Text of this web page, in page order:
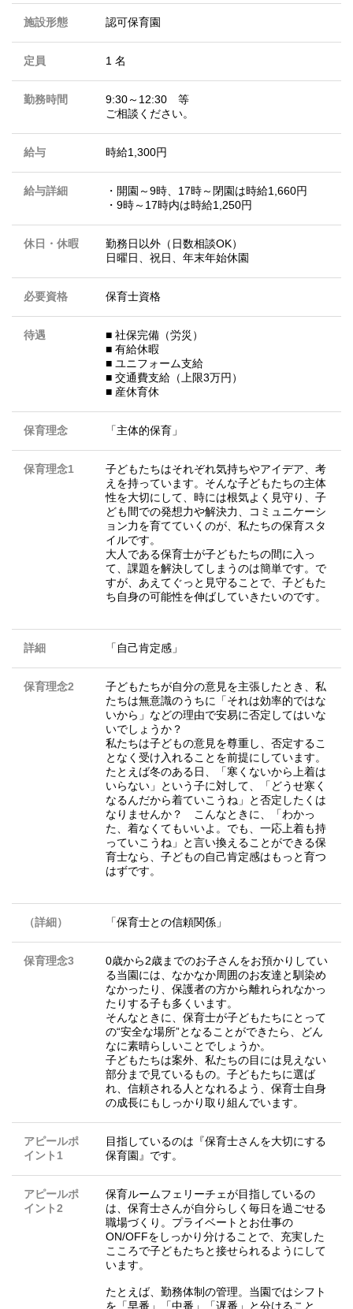
施設形態 認可保育園
定員 1 名
勤務時間
9:30～12:30 等
ご相談ください。
給与 時給1,300円
給与詳細
・開園～9時、17時～閉園は時給1,660円
・9時～17時内は時給1,250円
休日・休暇
勤務日以外（日数相談OK）
日曜日、祝日、年末年始休園
必要資格 保育士資格
待遇
■ 社保完備（労災）
■ 有給休暇
■ ユニフォーム支給
■ 交通費支給（上限3万円）
■ 産休育休
保育理念 「主体的保育」
保育理念1
子どもたちはそれぞれ気持ちやアイデア、考
えを持っています。そんな子どもたちの主体
性を大切にして、時には根気よく見守り、子
ども間での発想力や解決力、コミュニケーシ
ョン力を育てていくのが、私たちの保育スタ
イルです。
大人である保育士が子どもたちの間に入っ
て、課題を解決してしまうのは簡単です。で
すが、あえてぐっと見守ることで、子どもた
ち自身の可能性を伸ばしていきたいのです。
詳細 「自己肯定感」
保育理念2
子どもたちが自分の意見を主張したとき、私
たちは無意識のうちに「それは効率的ではな
いから」などの理由で安易に否定してはいな
いでしょうか？
私たちは子どもの意見を尊重し、否定するこ
となく受け入れることを前提にしています。
たとえば冬のある日、「寒くないから上着は
いらない」という子に対して、「どうせ寒く
なるんだから着ていこうね」と否定したくは
なりませんか？ こんなときに、「わかっ
た、着なくてもいいよ。でも、一応上着も持
っていこうね」と言い換えることができる保
育士なら、子どもの自己肯定感はもっと育つ
はずです。
（詳細） 「保育士との信頼関係」
保育理念3
0歳から2歳までのお子さんをお預かりしてい
る当園には、なかなか周囲のお友達と馴染め
なかったり、保護者の方から離れられなかっ
たりする子も多くいます。
そんなときに、保育士が子どもたちにとって
の“安全な場所”となることができたら、どん
なに素晴らしいことでしょうか。
子どもたちは案外、私たちの目には見えない
部分まで見ているもの。子どもたちに選ば
れ、信頼される人となれるよう、保育士自身
の成長にもしっかり取り組んでいます。
アピールポ
イント1
目指しているのは『保育士さんを大切にする
保育園』です。
アピールポ
イント2
保育ルームフェリーチェが目指しているの
は、保育士さんが自分らしく毎日を過ごせる
職場づくり。プライベートとお仕事の
ON/OFFをしっかり分けることで、充実した
こころで子どもたちと接せられるようにして
います。
たとえば、勤務体制の管理。当園ではシフト
を「早番」「中番」「遅番」と分けること